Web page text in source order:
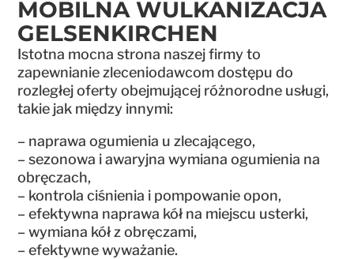
MOBILNA WULKANIZACJA
GELSENKIRCHEN
Istotna mocna strona naszej firmy to
zapewnianie zleceniodawcom dostępu do
rozległej oferty obejmującej różnorodne usługi,
takie jak między innymi:
– naprawa ogumienia u zlecającego,
– sezonowa i awaryjna wymiana ogumienia na
obręczach,
– kontrola ciśnienia i pompowanie opon,
– efektywna naprawa kół na miejscu usterki,
– wymiana kół z obręczami,
– efektywne wyważanie.